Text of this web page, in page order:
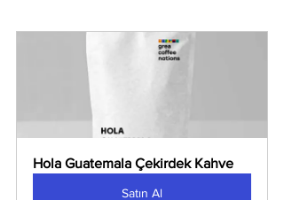
Hola Guatemala Çekirdek Kahve
Satın Al